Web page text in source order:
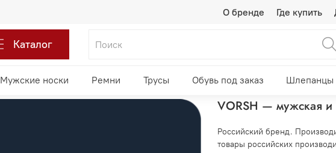
О бренде Где купить
Каталог
Мужские носки Ремни Трусы Обувь под заказ Шлепанцы
VORSH — мужская и
Российский бренд.
товары российских